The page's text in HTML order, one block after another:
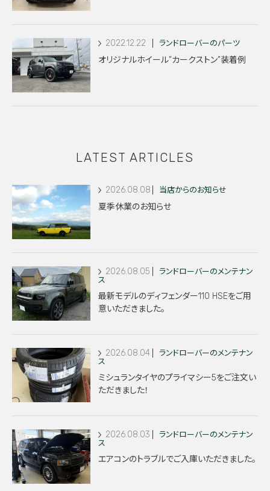
2022.12.22 ランドローバーのパーツ
オリジナルホイール”カークストン”装着例
LATEST ARTICLES
2026.08.08 当店からのお知らせ
夏季休業のお知らせ
2026.08.05
ランドローバーのメンテナン
ス
最新モデルのディフェンダー110 HSEをご用
意いただきました。
2026.08.04
ランドローバーのメンテナン
ス
ミシュランタイヤのプライマシー5をご注文い
ただきました！
2026.08.03
ランドローバーのメンテナン
ス
エアコンのトラブルでご入庫いただきました。